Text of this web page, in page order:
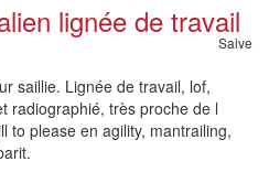
lignée de travail
Saive
saillie. Lignée de travail, lof,
radiographié, très proche de l
to please en agility, mantrailing,